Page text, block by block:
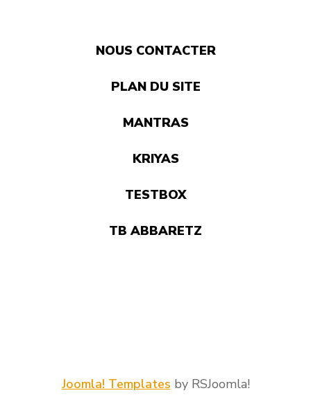
NOUS CONTACTER
PLAN DU SITE
MANTRAS
KRIYAS
TESTBOX
TB ABBARETZ
Joomla! Templates by RSJoomla!